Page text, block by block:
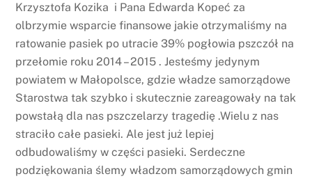
Krzysztofa Kozika i Pana Edwarda Kopeć za
olbrzymie wsparcie finansowe jakie otrzymaliśmy na
ratowanie pasiek po utracie 39% pogłowia pszczół na
przełomie roku 2014 – 2015 . Jesteśmy jedynym
powiatem w Małopolsce, gdzie władze samorządowe
Starostwa tak szybko i skutecznie zareagowały na tak
powstałą dla nas pszczelarzy tragedię .Wielu z nas
straciło całe pasieki. Ale jest już lepiej
odbudowaliśmy w części pasieki. Serdeczne
podziękowania ślemy władzom samorządowych gmin